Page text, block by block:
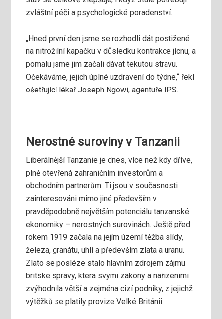
zvláštní péči a psychologické poradenství.
„Hned první den jsme se rozhodli dát postižené
na nitrožilní kapačku v důsledku kontrakce jícnu, a
pomalu jsme jim začali dávat tekutou stravu.
Očekáváme, jejich úplné uzdravení do týdne,“ řekl
ošetřující lékař Joseph Ngowi, agentuře IPS.
Nerostné suroviny v Tanzanii
Liberálnější Tanzanie je dnes, více než kdy dříve,
plně otevřená zahraničním investorům a
obchodním partnerům. Ti jsou v současnosti
zainteresováni mimo jiné především v
pravděpodobně největším potenciálu tanzanské
ekonomiky – nerostných surovinách. Ještě před
rokem 1919 začala na jejím území těžba slídy,
železa, granátu, uhlí a především zlata a uranu.
Zlato se posléze stalo hlavním zdrojem zájmu
britské správy, která svými zákony a nařízeními
zvýhodnila větší a zejména cizí podniky, z jejichž
výtěžků se platily provize Velké Británii.